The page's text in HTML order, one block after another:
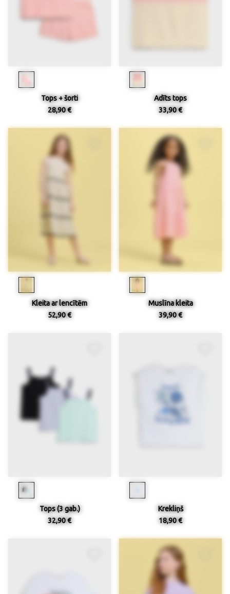
Tops + šorti
28,90 €
Adīts tops
33,90 €
Kleita ar lencītēm
52,90 €
Muslīna kleita
39,90 €
Tops (3 gab.)
32,90 €
Krekliņš
18,90 €